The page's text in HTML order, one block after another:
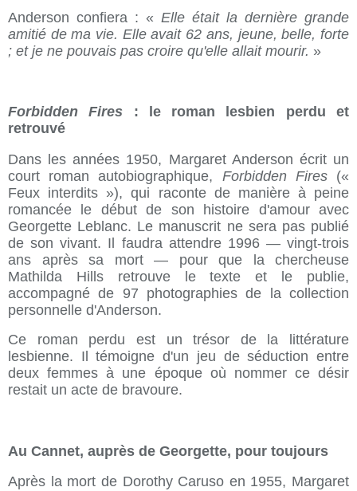
Anderson confiera : « Elle était la dernière grande
amitié de ma vie. Elle avait 62 ans, jeune, belle, forte
; et je ne pouvais pas croire qu'elle allait mourir. »
Forbidden Fires : le roman lesbien perdu et
retrouvé
Dans les années 1950, Margaret Anderson écrit un
court roman autobiographique, Forbidden Fires(«
Feux interdits »), qui raconte de manière à peine
romancée le début de son histoire d'amour avec
Georgette Leblanc. Le manuscrit ne sera pas publié
de son vivant. Il faudra attendre 1996 — vingt-trois
ans après sa mort — pour que la chercheuse
Mathilda Hills retrouve le texte et le publie,
accompagné de 97 photographies de la collection
personnelle d'Anderson.
Ce roman perdu est un trésor de la littérature
lesbienne. Il témoigne d'un jeu de séduction entre
deux femmes à une époque où nommer ce désir
restait un acte de bravoure.
Au Cannet, auprès de Georgette, pour toujours
Après la mort de Dorothy Caruso en 1955, Margaret